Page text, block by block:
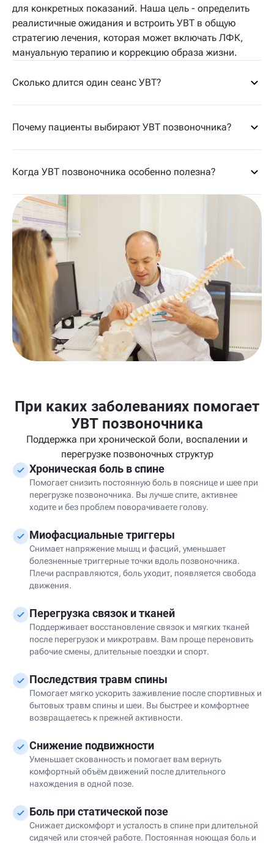
для конкретных показаний. Наша цель - определить
реалистичные ожидания и встроить УВТ в общую
стратегию лечения, которая может включать ЛФК,
мануальную терапию и коррекцию образа жизни.
Сколько длится один сеанс УВТ?
Почему пациенты выбирают УВТ позвоночника?
Когда УВТ позвоночника особенно полезна?
При каких заболеваниях помогает
УВТ позвоночника
Поддержка при хронической боли, воспалении и
перегрузке позвоночных структур
Хроническая боль в спине
Помогает снизить постоянную боль в пояснице и шее при
перегрузке позвоночника. Вы лучше спите, активнее
ходите и без проблем поворачиваете голову.
Миофасциальные триггеры
Снимает напряжение мышц и фасций, уменьшает
болезненные триггерные точки вдоль позвоночника.
Плечи расправляются, боль уходит, появляется свобода
движения.
Перегрузка связок и тканей
Поддерживает восстановление связок и мягких тканей
после перегрузок и микротравм. Вам проще переновить
рабочие смены, длительные поездки и спорт.
Последствия травм спины
Помогает мягко ускорить заживление после спортивных и
бытовых травм спины и шеи. Вы быстрее и комфортнее
возвращаетесь к прежней активности.
Снижение подвижности
Уменьшает скованность и помогает вам вернуть
комфортный объём движений после длительного
нахождения в одной позе.
Боль при статической позе
Снижает дискомфорт и усталость в спине при длительной
сидячей или стоячей работе. Постоянная ноющая боль и